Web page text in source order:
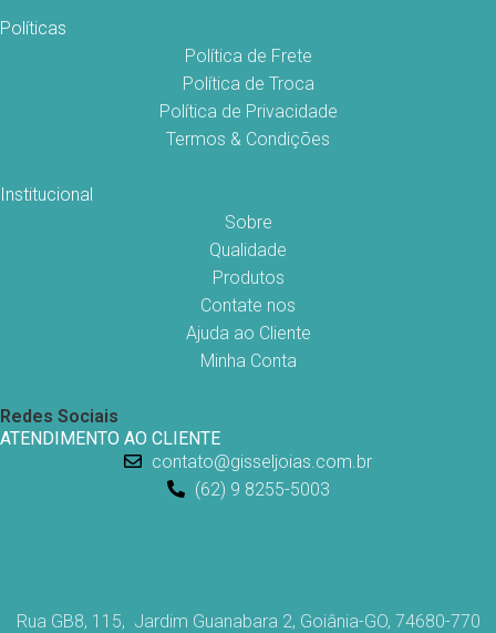
Políticas
Política de Frete
Política de Troca
Política de Privacidade
Termos & Condições
Institucional
Sobre
Qualidade
Produtos
Contate nos
Ajuda ao Cliente
Minha Conta
Redes Sociais
ATENDIMENTO AO CLIENTE
contato@gisseljoias.com.br
(62) 9 8255-5003
Rua GB8, 115, Jardim Guanabara 2, Goiânia-GO, 74680-770